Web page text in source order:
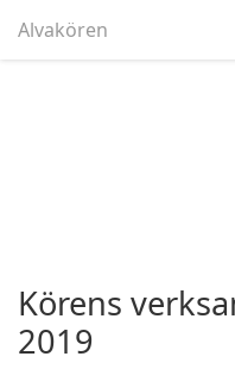
Alvakören
Körens
2019